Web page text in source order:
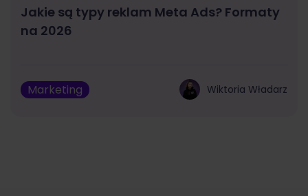
Jakie są typy reklam Meta Ads? Formaty
na 2026
Marketing Wiktoria Władarz